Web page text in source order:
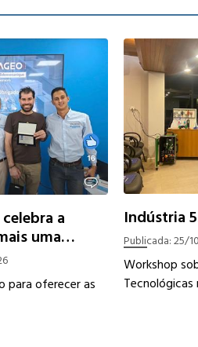
a
uma
da
para oferecer as
Indústria
Publicada:25/
Workshop
Tecnológicas